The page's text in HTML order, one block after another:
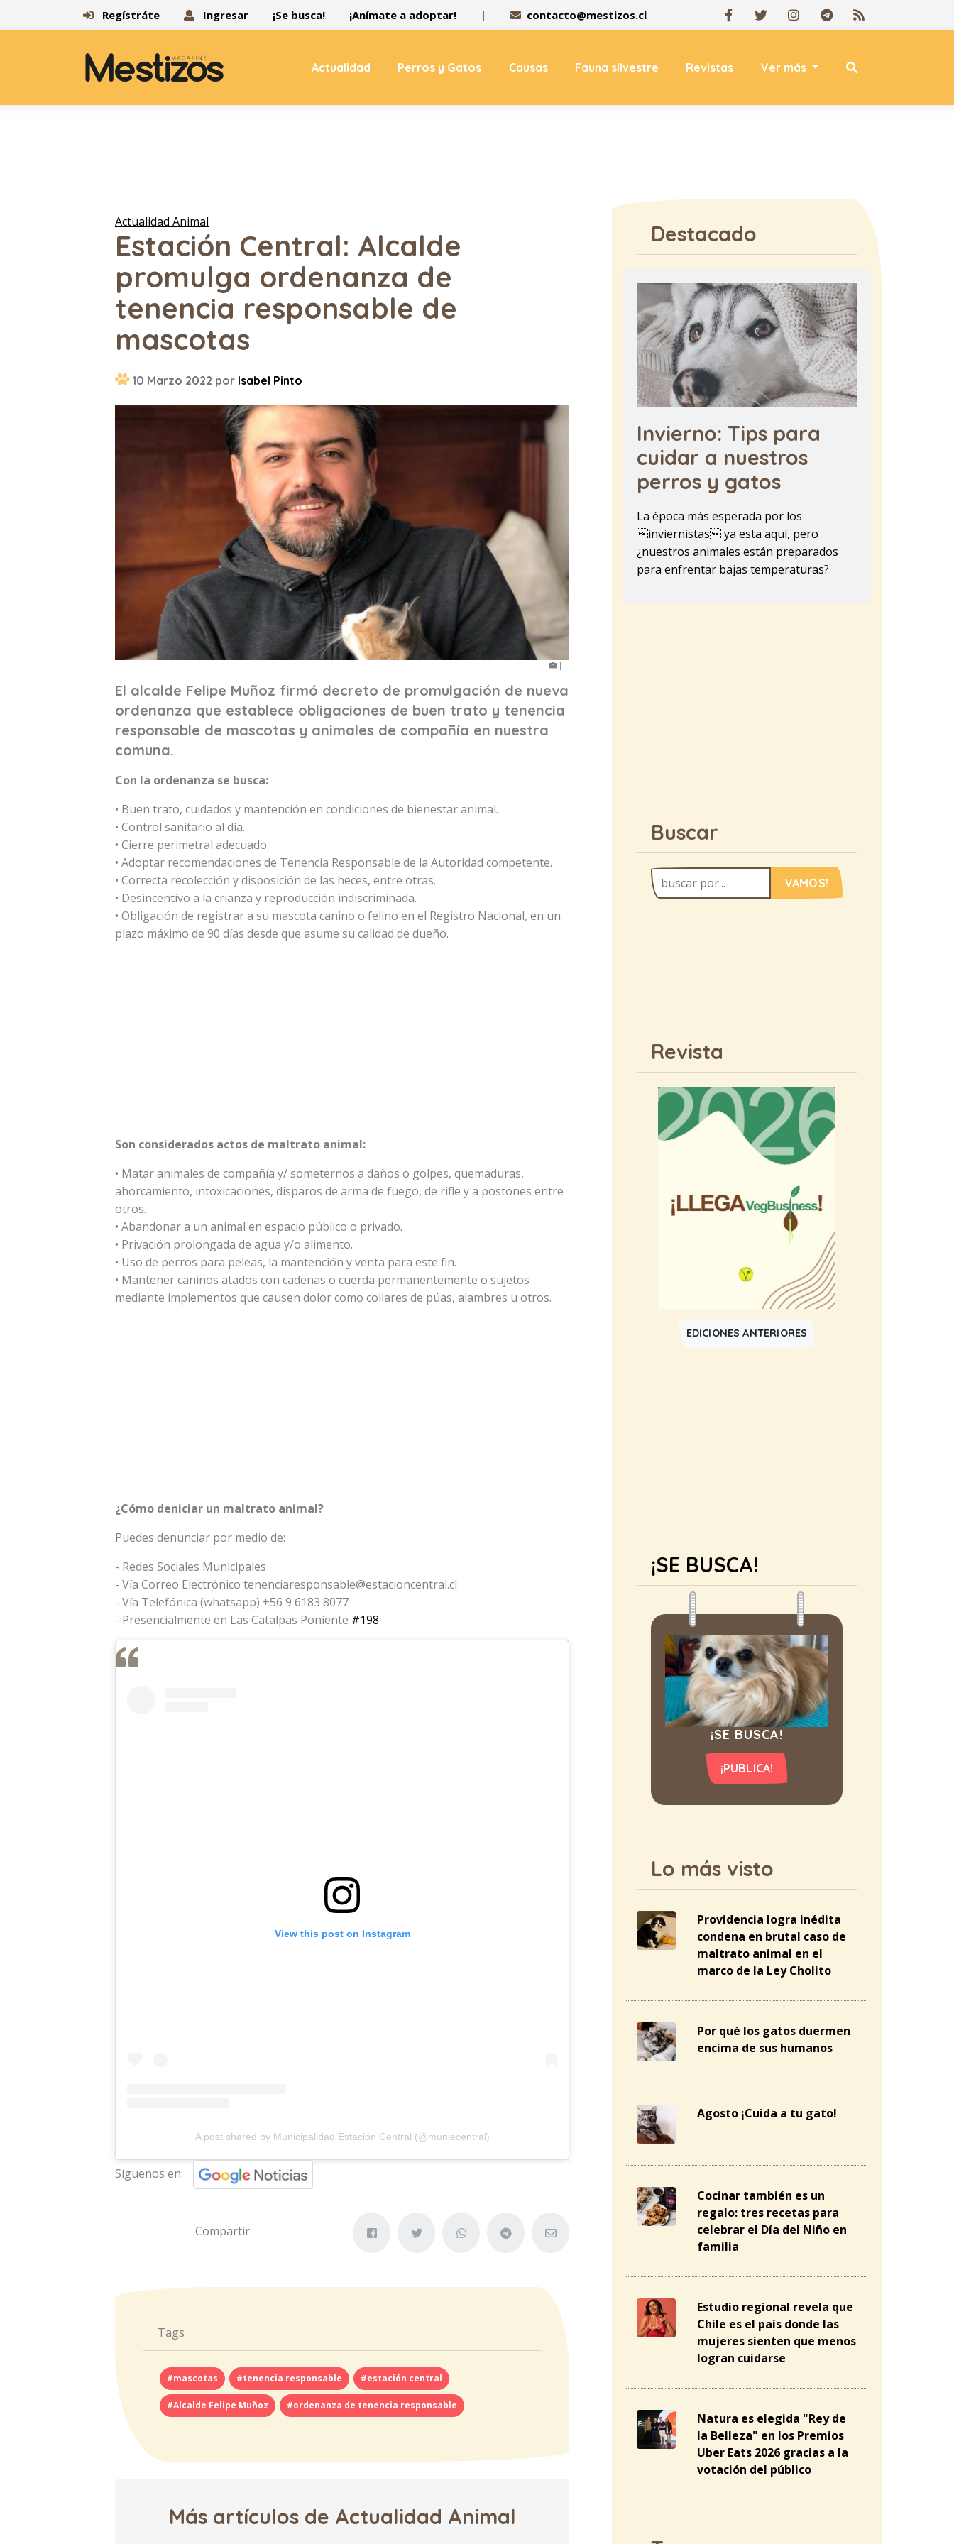
Regístráte Ingresar ¡Se busca! ¡Anímate a adoptar! | contacto@mestizos.cl
Actualidad Perros y Gatos Causas Fauna silvestre Revistas Ver más
Actualidad Animal
Estación Central: Alcalde
promulga ordenanza de
tenencia responsable de
mascotas
10 Marzo 2022 por Isabel Pinto
|
El alcalde Felipe Muñoz firmó decreto de promulgación de nueva
ordenanza que establece obligaciones de buen trato y tenencia
responsable de mascotas y animales de compañía en nuestra
comuna.
Con la ordenanza se busca:
• Buen trato, cuidados y mantención en condiciones de bienestar animal.
• Control sanitario al día.
• Cierre perimetral adecuado.
• Adoptar recomendaciones de Tenencia Responsable de la Autoridad competente.
• Correcta recolección y disposición de las heces, entre otras.
• Desincentivo a la crianza y reproducción indiscriminada.
• Obligación de registrar a su mascota canino o felino en el Registro Nacional, en un
plazo máximo de 90 días desde que asume su calidad de dueño.
Son considerados actos de maltrato animal:
• Matar animales de compañía y/ someternos a daños o golpes, quemaduras,
ahorcamiento, intoxicaciones, disparos de arma de fuego, de rifle y a postones entre
otros.
• Abandonar a un animal en espacio público o privado.
• Privación prolongada de agua y/o alimento.
• Uso de perros para peleas, la mantención y venta para este fin.
• Mantener caninos atados con cadenas o cuerda permanentemente o sujetos
mediante implementos que causen dolor como collares de púas, alambres u otros.
¿Cómo deniciar un maltrato animal?
Puedes denunciar por medio de:
- Redes Sociales Municipales
- Vía Correo Electrónico tenenciaresponsable@estacioncentral.cl
- Vía Telefónica (whatsapp) +56 9 6183 8077
- Presencialmente en Las Catalpas Poniente #198
View this post on Instagram
A post shared by Municipalidad Estación Central (@muniecentral)
Síguenos en:
Compartir:
Tags
#mascotas #tenencia responsable #estación central
#Alcalde Felipe Muñoz #ordenanza de tenencia responsable
Más artículos de Actualidad Animal
Destacado
Invierno: Tips para
cuidar a nuestros
perros y gatos
La época más esperada por los
inviernistas ya esta aquí, pero
¿nuestros animales están preparados
para enfrentar bajas temperaturas?
Buscar
VAMOS!
Revista
EDICIONES ANTERIORES
¡SE BUSCA!
¡SE BUSCA!
¡PUBLICA!
Lo más visto
Providencia logra inédita
condena en brutal caso de
maltrato animal en el
marco de la Ley Cholito
Por qué los gatos duermen
encima de sus humanos
Agosto ¡Cuida a tu gato!
Cocinar también es un
regalo: tres recetas para
celebrar el Día del Niño en
familia
Estudio regional revela que
Chile es el país donde las
mujeres sienten que menos
logran cuidarse
Natura es elegida "Rey de
la Belleza" en los Premios
Uber Eats 2026 gracias a la
votación del público